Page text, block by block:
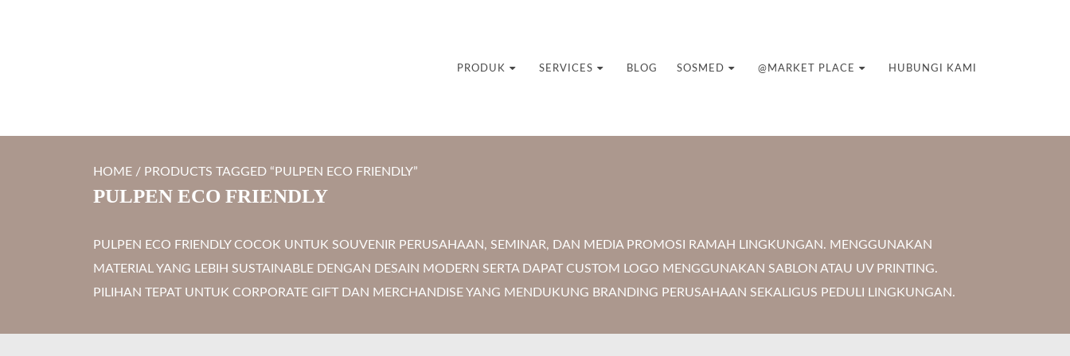
PRODUK SERVICES BLOG SOSMED @MARKET PLACE HUBUNGI KAMI
HOME / PRODUCTS TAGGED “PULPEN ECO FRIENDLY”
PULPEN ECO FRIENDLY
PULPEN ECO FRIENDLY COCOK UNTUK SOUVENIR PERUSAHAAN, SEMINAR, DAN MEDIA PROMOSI RAMAH LINGKUNGAN. MENGGUNAKAN
MATERIAL YANG LEBIH SUSTAINABLE DENGAN DESAIN MODERN SERTA DAPAT CUSTOM LOGO MENGGUNAKAN SABLON ATAU UV PRINTING.
PILIHAN TEPAT UNTUK CORPORATE GIFT DAN MERCHANDISE YANG MENDUKUNG BRANDING PERUSAHAAN SEKALIGUS PEDULI LINGKUNGAN.